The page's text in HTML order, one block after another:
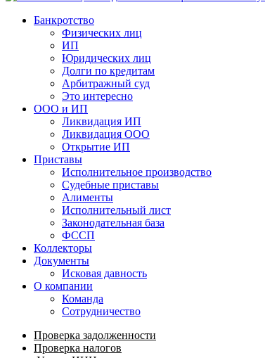
Банкротство
Физических лиц
ИП
Юридических лиц
Долги по кредитам
Арбитражный суд
Это интересно
ООО и ИП
Ликвидация ИП
Ликвидация ООО
Открытие ИП
Приставы
Исполнительное производство
Судебные приставы
Алименты
Исполнительный лист
Законодательная база
ФССП
Коллекторы
Документы
Исковая давность
О компании
Команда
Сотрудничество
Проверка задолженности
Проверка налогов